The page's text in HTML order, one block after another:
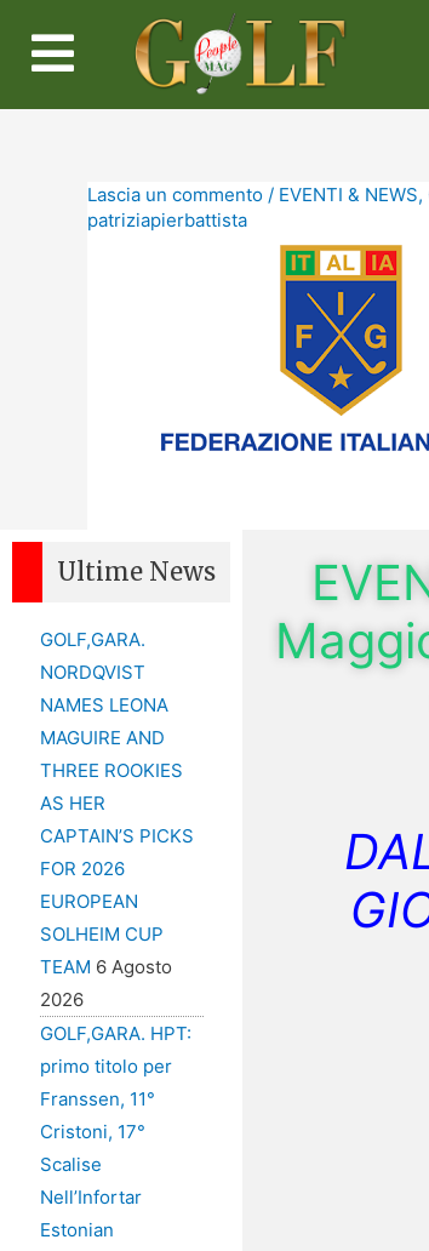
Lascia un commento / EVENTI & NEWS,
patriziapierbattista
Ultime News
GOLF,GARA.
NORDQVIST
NAMES LEONA
MAGUIRE AND
THREE ROOKIES
AS HER
CAPTAIN’S PICKS
FOR 2026
EUROPEAN
SOLHEIM CUP
TEAM 6 Agosto
2026
GOLF,GARA. HPT:
primo titolo per
Franssen, 11°
Cristoni, 17°
Scalise
Nell’Infortar
Estonian